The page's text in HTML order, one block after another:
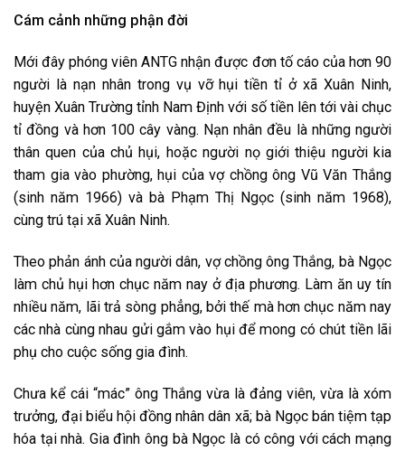
Cám cảnh những phận đời
Mới đây phóng viên ANTG nhận được đơn tố cáo của hơn 90
người là nạn nhân trong vụ vỡ hụi tiền tỉ ở xã Xuân Ninh,
huyện Xuân Trường tỉnh Nam Định với số tiền lên tới vài chục
tỉ đồng và hơn 100 cây vàng. Nạn nhân đều là những người
thân quen của chủ hụi, hoặc người nọ giới thiệu người kia
tham gia vào phường, hụi của vợ chồng ông Vũ Văn Thắng
(sinh năm 1966) và bà Phạm Thị Ngọc (sinh năm 1968),
cùng trú tại xã Xuân Ninh.
Theo phản ánh của người dân, vợ chồng ông Thắng, bà Ngọc
làm chủ hụi hơn chục năm nay ở địa phương. Làm ăn uy tín
nhiều năm, lãi trả sòng phẳng, bởi thế mà hơn chục năm nay
các nhà cùng nhau gửi gắm vào hụi để mong có chút tiền lãi
phụ cho cuộc sống gia đình.
Chưa kể cái “mác” ông Thắng vừa là đảng viên, vừa là xóm
trưởng, đại biểu hội đồng nhân dân xã; bà Ngọc bán tiệm tạp
hóa tại nhà. Gia đình ông bà Ngọc là có công với cách mạng